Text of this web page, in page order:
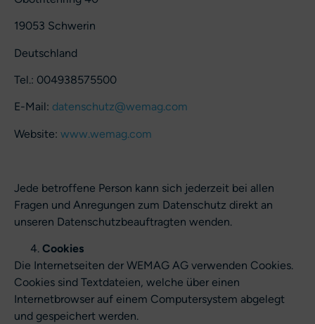
19053 Schwerin
Deutschland
Tel.: 004938575500
E-Mail: datenschutz@wemag.com
Website: www.wemag.com
Jede betroffene Person kann sich jederzeit bei allen
Fragen und Anregungen zum Datenschutz direkt an
unseren Datenschutzbeauftragten wenden.
Cookies
Die Internetseiten der WEMAG AG verwenden Cookies.
Cookies sind Textdateien, welche über einen
Internetbrowser auf einem Computersystem abgelegt
und gespeichert werden.